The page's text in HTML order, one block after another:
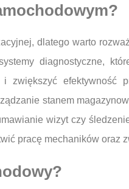
dlatego warto
diagnostyczne,
efektywność
stanem
wizyt czy
pracę mechaników oraz